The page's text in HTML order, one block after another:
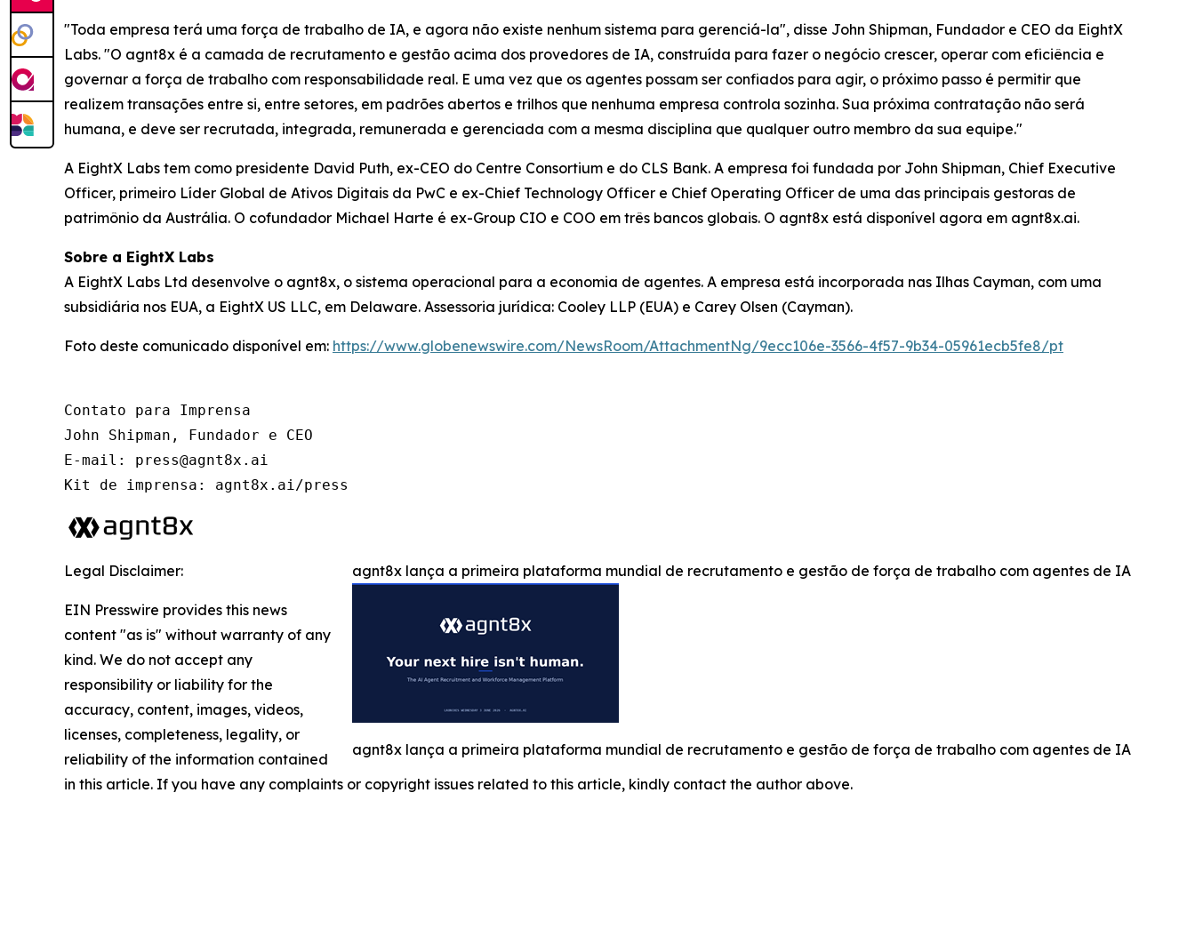
"Toda empresa terá uma força de trabalho de IA, e agora não existe nenhum sistema para gerenciá-la", disse John Shipman, Fundador e CEO da EightX
Labs. "O agnt8x é a camada de recrutamento e gestão acima dos provedores de IA, construída para fazer o negócio crescer, operar com eficiência e
governar a força de trabalho com responsabilidade real. E uma vez que os agentes possam ser confiados para agir, o próximo passo é permitir que
realizem transações entre si, entre setores, em padrões abertos e trilhos que nenhuma empresa controla sozinha. Sua próxima contratação não será
humana, e deve ser recrutada, integrada, remunerada e gerenciada com a mesma disciplina que qualquer outro membro da sua equipe."
A EightX Labs tem como presidente David Puth, ex-CEO do Centre Consortium e do CLS Bank. A empresa foi fundada por John Shipman, Chief Executive
Officer, primeiro Líder Global de Ativos Digitais da PwC e ex-Chief Technology Officer e Chief Operating Officer de uma das principais gestoras de
patrimônio da Austrália. O cofundador Michael Harte é ex-Group CIO e COO em três bancos globais. O agnt8x está disponível agora em agnt8x.ai.
Sobre a EightX Labs
A EightX Labs Ltd desenvolve o agnt8x, o sistema operacional para a economia de agentes. A empresa está incorporada nas Ilhas Cayman, com uma
subsidiária nos EUA, a EightX US LLC, em Delaware. Assessoria jurídica: Cooley LLP (EUA) e Carey Olsen (Cayman).
Foto deste comunicado disponível em: https://www.globenewswire.com/NewsRoom/AttachmentNg/9ecc106e-3566-4f57-9b34-05961ecb5fe8/pt
Contato para Imprensa
John Shipman, Fundador e CEO
E-mail: press@agnt8x.ai
Kit de imprensa: agnt8x.ai/press
agnt8x lança a primeira plataforma mundial de recrutamento e gestão de força de trabalho com agentes de IA
agnt8x lança a primeira plataforma mundial de recrutamento e gestão de força de trabalho com agentes de IA
Legal Disclaimer:
EIN Presswire provides this news
content "as is" without warranty of any
kind. We do not accept any
responsibility or liability for the
accuracy, content, images, videos,
licenses, completeness, legality, or
reliability of the information contained
in this article. If you have any complaints or copyright issues related to this article, kindly contact the author above.